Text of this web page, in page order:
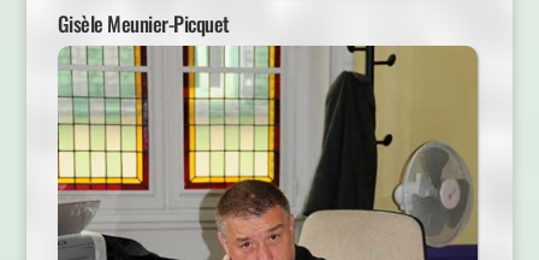
Gisèle Meunier-Picquet